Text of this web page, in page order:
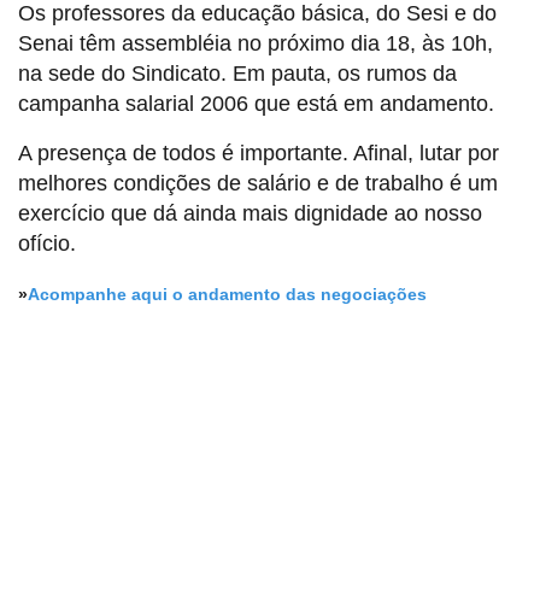
Os professores da educação básica, do Sesi e do
Senai têm assembléia no próximo dia 18, às 10h,
na sede do Sindicato. Em pauta, os rumos da
campanha salarial 2006 que está em andamento.
A presença de todos é importante. Afinal, lutar por
melhores condições de salário e de trabalho é um
exercício que dá ainda mais dignidade ao nosso
ofício.
»Acompanhe aqui o andamento das negociações